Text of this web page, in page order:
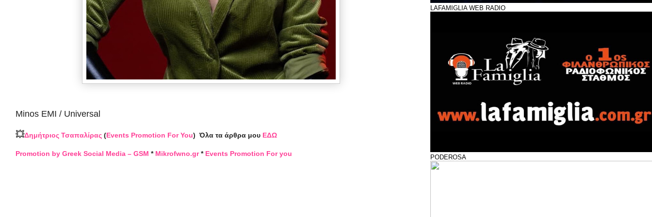
Minos EMI / Universal
💥Δημήτριος Τσαπαλίρας (Events Promotion For You) Όλα τα άρθρα μου ΕΔΩ
Promotion by Greek Social Media – GSM * Mikrofwno.gr* Events Promotion For you
LAFAMIGLIA WEB RADIO
PODEROSA